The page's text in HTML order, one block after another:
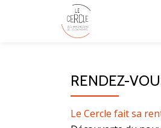
RENDEZ-
Le Cercle fait sa